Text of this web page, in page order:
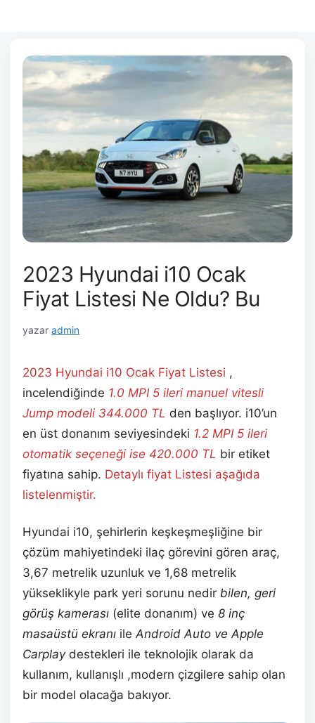
2023 Hyundai i10 Ocak
Fiyat Listesi Ne Oldu? Bu
yazar admin
2023 Hyundai i10 Ocak Fiyat Listesi ,
incelendiğinde 1.0 MPI 5 ileri manuel vitesli
Jump modeli 344.000 TL den başlıyor. i10’un
en üst donanım seviyesindeki 1.2 MPI 5 ileri
otomatik seçeneği ise 420.000 TL bir etiket
fiyatına sahip. Detaylı fiyat Listesi aşağıda
listelenmiştir.
Hyundai i10, şehirlerin keşkeşmeşliğine bir
çözüm mahiyetindeki ilaç görevini gören araç,
3,67 metrelik uzunluk ve 1,68 metrelik
yükseklikyle park yeri sorunu nedir bilen, geri
görüş kamerası (elite donanım) ve 8 inç
masaüstü ekranı ileAndroid Auto ve Apple
Carplaydestekleri ile teknolojik olarak da
kullanım, kullanışlı ,modern çizgilere sahip olan
bir model olacağa bakıyor.